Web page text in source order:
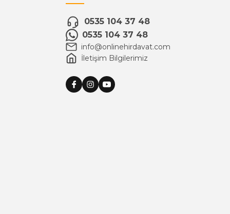
0535 104 37 48
0535 104 37 48
info@onlinehirdavat.com
İletişim Bilgilerimiz